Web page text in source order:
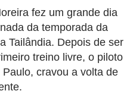
fez um grande dia
da temporada da
Tailândia. Depois de ser
treino livre, o piloto
cravou a volta de